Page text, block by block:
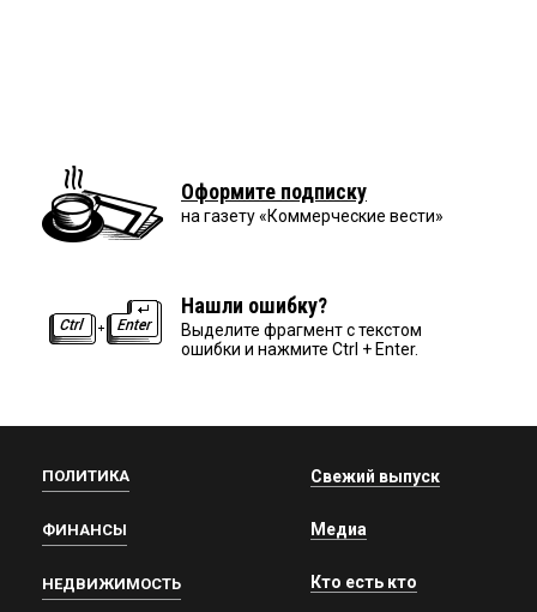
Оформите подписку
на газету «Коммерческие вести»
Нашли ошибку?
Выделите фрагмент с текстом
ошибки и нажмите Ctrl + Enter.
ПОЛИТИКА
ФИНАНСЫ
НЕДВИЖИМОСТЬ
Свежий выпуск
Медиа
Кто есть кто